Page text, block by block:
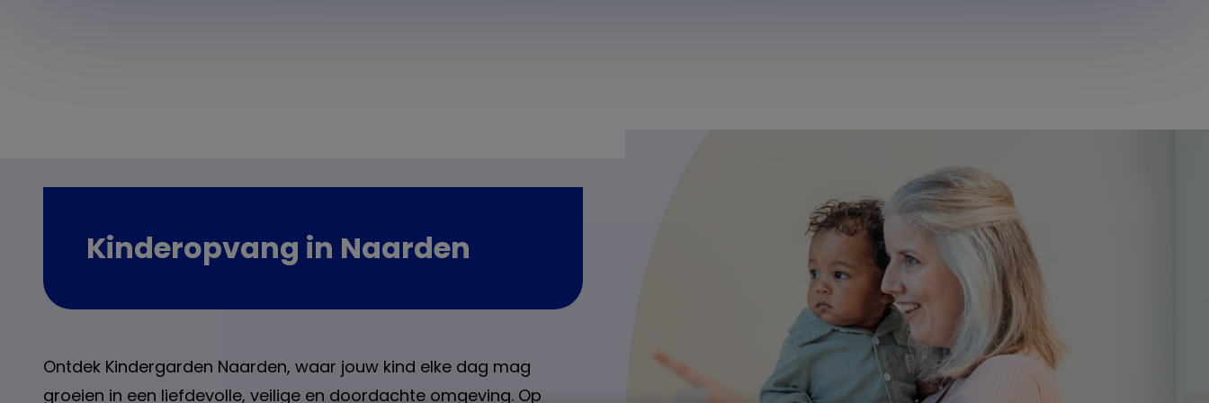
Kinderopvang in Naarden
Ontdek Kindergarden Naarden, waar jouw kind elke dag mag
groeien in een liefdevolle, veilige en doordachte omgeving. Op